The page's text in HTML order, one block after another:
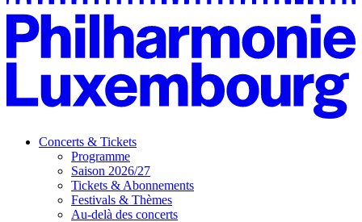
Concerts & Tickets
Programme
Saison 2026/27
Tickets & Abonnements
Festivals & Thèmes
Au-delà des concerts